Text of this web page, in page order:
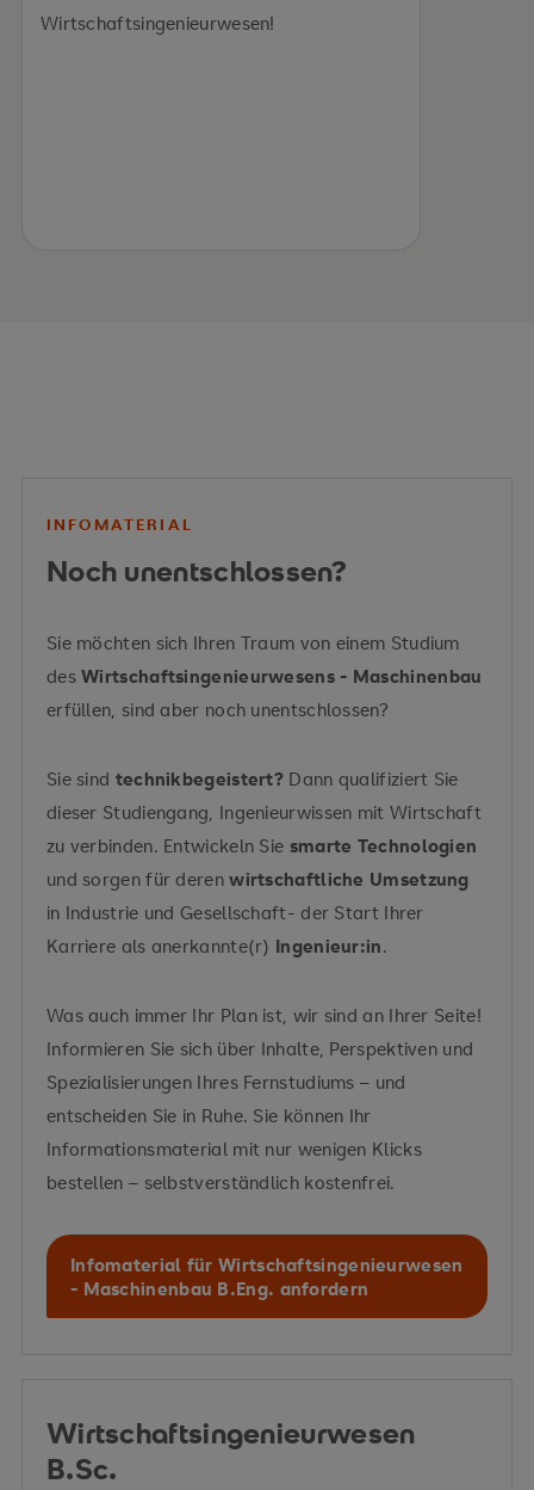
Wirtschaftsingenieurwesen!
INFOMATERIAL
Noch unentschlossen?
Sie möchten sich Ihren Traum von einem Studium
desWirtschaftsingenieurwesens - Maschinenbau
erfüllen, sind aber noch unentschlossen?
Sie sind technikbegeistert? Dann qualifiziert Sie
dieser Studiengang, Ingenieurwissen mit Wirtschaft
zu verbinden. Entwickeln Sie smarte Technologien
und sorgen für derenwirtschaftliche Umsetzung
in Industrie und Gesellschaft- der Start Ihrer
Karriere als anerkannte(r) Ingenieur:in.
Was auch immer Ihr Plan ist, wir sind an Ihrer Seite!
Informieren Sie sich über Inhalte, Perspektiven und
Spezialisierungen Ihres Fernstudiums – und
entscheiden Sie in Ruhe. Sie können Ihr
Informationsmaterial mit nur wenigen Klicks
bestellen – selbstverständlich kostenfrei.
Infomaterial für Wirtschaftsingenieurwesen
- Maschinenbau B.Eng. anfordern
Wirtschaftsingenieurwesen
B.Sc.